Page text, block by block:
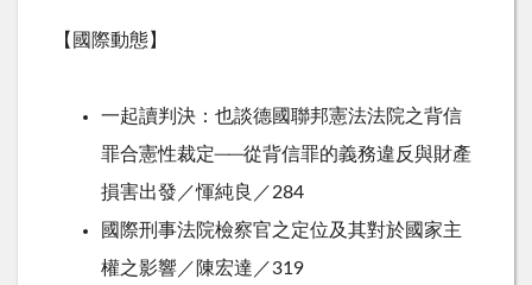
【國際動態】
一起讀判決：也談德國聯邦憲法法院之背信
罪合憲性裁定──從背信罪的義務違反與財產
損害出發／惲純良／284
國際刑事法院檢察官之定位及其對於國家主
權之影響／陳宏達／319